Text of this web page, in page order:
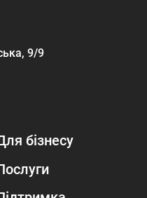
9/9
бізнесу